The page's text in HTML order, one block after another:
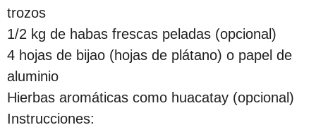
trozos
1/2 kg de habas frescas peladas (opcional)
4 hojas de bijao (hojas de plátano) o papel de
aluminio
Hierbas aromáticas como huacatay (opcional)
Instrucciones: